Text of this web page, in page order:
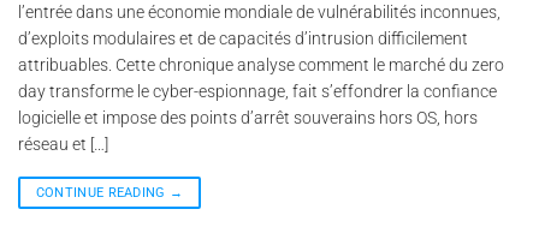
l’entrée dans une économie mondiale de vulnérabilités inconnues,
d’exploits modulaires et de capacités d’intrusion difficilement
attribuables. Cette chronique analyse comment le marché du zero
day transforme le cyber-espionnage, fait s’effondrer la confiance
logicielle et impose des points d’arrêt souverains hors OS, hors
réseau et […]
CONTINUE READING →